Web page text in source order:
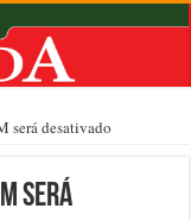
será desativado
será